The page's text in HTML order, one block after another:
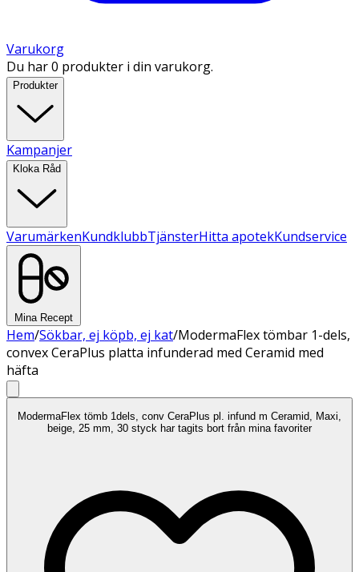
Varukorg
Du har 0 produkter i din varukorg.
Produkter
Kampanjer
Kloka Råd
VarumärkenKundklubbTjänsterHitta apotekKundservice
Mina Recept
Hem/Sökbar, ej köpb, ej kat/ModermaFlex tömbar 1-dels,
convex CeraPlus platta infunderad med Ceramid med
häfta
ModermaFlex tömb 1dels, conv CeraPlus pl. infund m Ceramid, Maxi,
beige, 25 mm, 30 styck har tagits bort från mina favoriter